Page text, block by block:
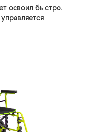
освоил быстро.